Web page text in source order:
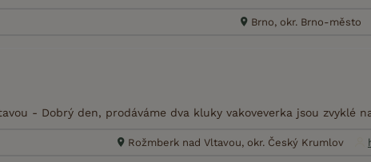
Brno, okr. Brno-město
- Dobrý den, prodáváme dva kluky vakoveverka jsou zvyklé
Rožmberk nad Vltavou, okr. Český Krumlov